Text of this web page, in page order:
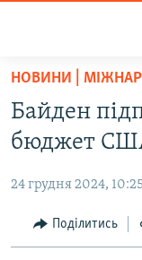
Перейти
основного
матеріалу
до
навігації
Перейти
ВСЕ ЗА ДОБУ
ПОЛІТИКА
ЕКОНОМІКА
ВІЙНА
РОСІЙСЬКА
НОВИНИ |
Байден
бюджет
24 грудня 2024, 10:25
Поділитись